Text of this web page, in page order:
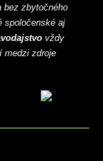
bez zbytočného
spoločenské aj
vždy
medzi zdroje